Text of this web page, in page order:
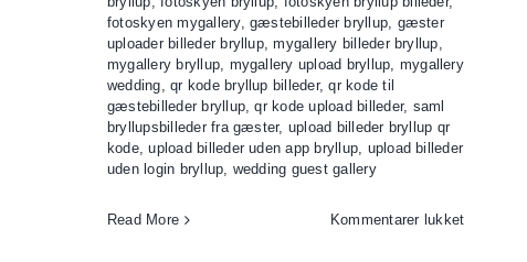
fotoskyen mygallery, gæstebilleder bryllup, gæster
uploader billeder bryllup,mygallery billeder bryllup,
mygallery bryllup, mygallery upload bryllup, mygallery
wedding,qr kode bryllup billeder,qr kode til
gæstebilleder bryllup,qr kode upload billeder, saml
bryllupsbilleder fra gæster, upload billeder bryllup qr
kode,upload billeder uden app bryllup, upload billeder
uden login bryllup, wedding guest gallery
Read More Kommentarer lukkettil